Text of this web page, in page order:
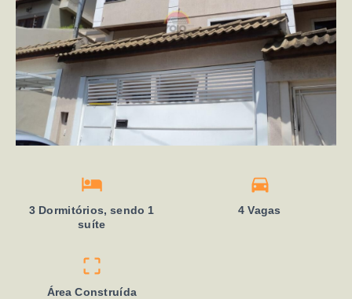
3 Dormitórios, sendo 1
suíte
4 Vagas
Área Construída